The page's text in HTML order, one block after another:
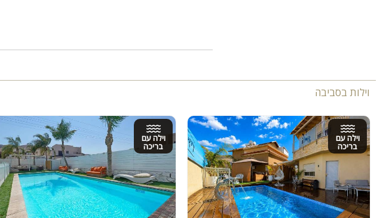
וילות בסביבה
וילה עם
בריכה
וילה עם
בריכה